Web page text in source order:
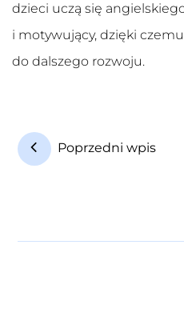
dzieci uczą się
i motywujący, dzięki
do dalszego rozwoju.
N
a
g
Poprzedni wpis